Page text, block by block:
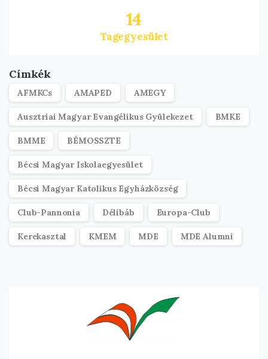
14
Tagegyesület
Címkék
AFMKCs AMAPED AMEGY
Ausztriai Magyar Evangélikus Gyülekezet BMKE
BMME BÉMOSSZTE
Bécsi Magyar Iskolaegyesület
Bécsi Magyar Katolikus Egyházközség
Club-Pannonia Délibáb Europa-Club
Kerekasztal KMEM MDE MDE Alumni